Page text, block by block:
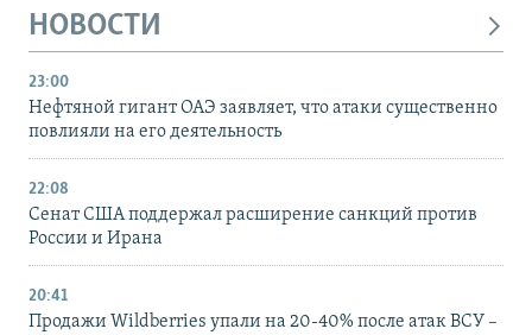
НОВОСТИ
23:00
Нефтяной гигант ОАЭ заявляет, что атаки существенно
повлияли на его деятельность
22:08
Сенат США поддержал расширение санкций против
России и Ирана
20:41
Продажи Wildberries упали на 20-40% после атак ВСУ –